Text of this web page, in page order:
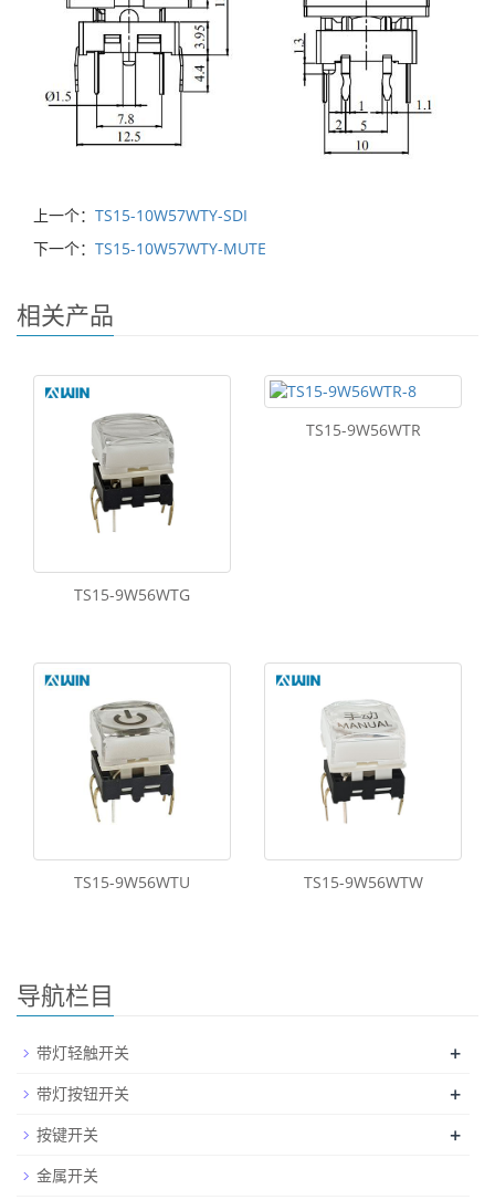
上一个： TS15-10W57WTY-SDI
下一个： TS15-10W57WTY-MUTE
相关产品
TS15-9W56WTG
TS15-9W56WTR
TS15-9W56WTU TS15-9W56WTW
导航栏目
带灯轻触开关 +
带灯按钮开关 +
按键开关 +
金属开关